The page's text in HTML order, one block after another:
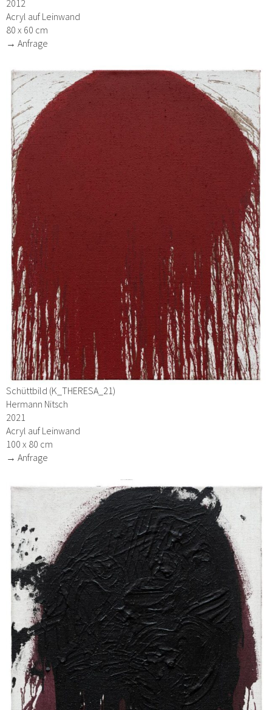
2012
Acryl auf Leinwand
80 x 60 cm
→ Anfrage
Schüttbild (K_THERESA_21)
Hermann Nitsch
2021
Acryl auf Leinwand
100 x 80 cm
→ Anfrage